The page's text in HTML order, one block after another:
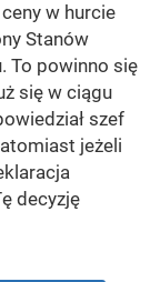
w hurcie
Stanów
To powinno się
się w ciągu
szef
jeżeli
decyzję